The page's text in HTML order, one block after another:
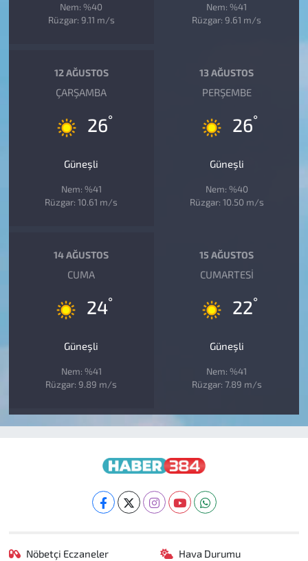
Nem: %40
Rüzgar: 9.11 m/s
Nem: %41
Rüzgar: 9.61 m/s
12 AĞUSTOS
ÇARŞAMBA
26°
Güneşli
Nem: %41
Rüzgar: 10.61 m/s
13 AĞUSTOS
PERŞEMBE
26°
Güneşli
Nem: %40
Rüzgar: 10.50 m/s
14 AĞUSTOS
CUMA
24°
Güneşli
Nem: %41
Rüzgar: 9.89 m/s
15 AĞUSTOS
CUMARTESI
22°
Güneşli
Nem: %41
Rüzgar: 7.89 m/s
Nöbetçi Eczaneler Hava Durumu